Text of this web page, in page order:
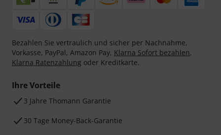
Bezahlen Sie vertraulich und sicher per Nachnahme,
Vorkasse, PayPal, Amazon Pay, Klarna Sofort bezahlen,
Klarna Ratenzahlung oder Kreditkarte.
Ihre Vorteile
3 Jahre Thomann Garantie
30 Tage Money-Back-Garantie